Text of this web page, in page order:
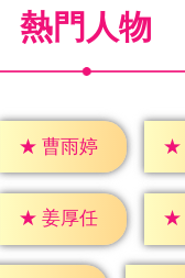
熱門人物
★ 曹雨婷 ★
★ 姜厚任 ★